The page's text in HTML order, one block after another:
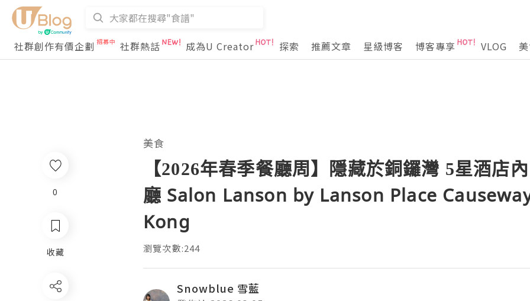
社群創作有價企劃 社群熱話 成為U Creator 探索 推薦文章 星級博客 博客專享 VLOG
美食
【2026年春季餐廳周】隱藏於銅鑼灣 5星酒店
廳 Salon Lanson by Lanson Place
Kong
瀏覽次數:244
Snowblue 雪藍
0
收藏